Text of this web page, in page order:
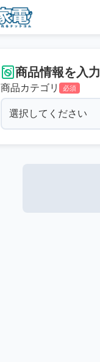
商品情報を入力
商品カテゴリ 必須